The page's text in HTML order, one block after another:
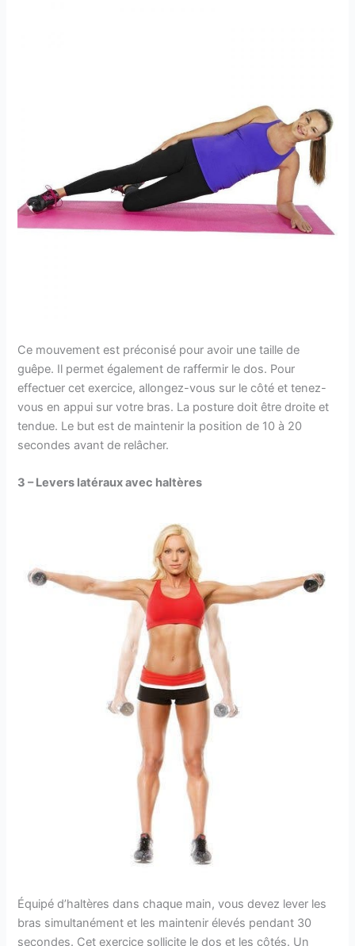
Ce mouvement est préconisé pour avoir une taille de
guêpe. Il permet également de raffermir le dos. Pour
effectuer cet exercice, allongez-vous sur le côté et tenez-
vous en appui sur votre bras. La posture doit être droite et
tendue. Le but est de maintenir la position de 10 à 20
secondes avant de relâcher.
3 – Levers latéraux avec haltères
Équipé d’haltères dans chaque main, vous devez lever les
bras simultanément et les maintenir élevés pendant 30
secondes. Cet exercice sollicite le dos et les côtés. Un